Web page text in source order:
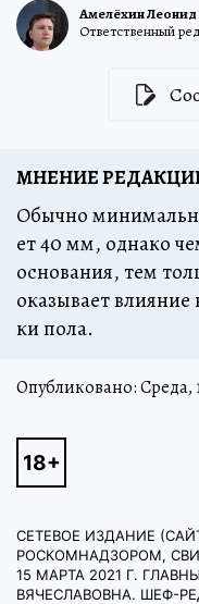
Амелёхин
Ответственный
МНЕНИЕ
Обыч­но
ет 40 мм, од­на­ко
ос­но­ва­ния, тем
ока­зы­ва­ет
ки по­ла.
Опубликовано: Среда,
СЕТЕВОЕ ИЗДАНИЕ
РОСКОМНАДЗОРОМ,
15 МАРТА 2021 Г.
ВЯЧЕСЛАВОВНА. ШЕФ-